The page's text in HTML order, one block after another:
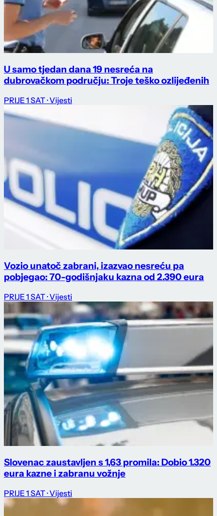
U samo tjedan dana 19 nesreća na
dubrovačkom području: Troje teško ozlijeđenih
PRIJE 1 SAT · Vijesti
Vozio unatoč zabrani, izazvao nesreću pa
pobjegao: 70-godišnjaku kazna od 2.390 eura
PRIJE 1 SAT · Vijesti
Slovenac zaustavljen s 1,63 promila: Dobio 1.320
eura kazne i zabranu vožnje
PRIJE 1 SAT · Vijesti